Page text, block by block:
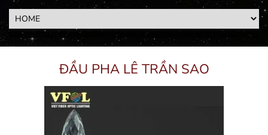
ĐẦU PHA LÊ TRẦN SAO